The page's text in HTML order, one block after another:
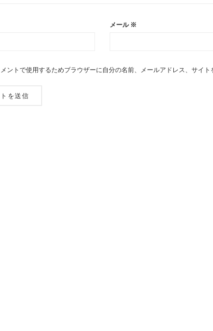
メール ※
ントで使用するためブラウザーに自分の名前、メールアドレス、サイト